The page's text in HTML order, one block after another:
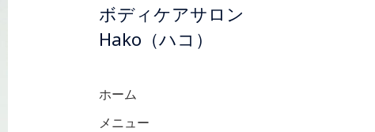
ボディケアサロン
Hako（ハコ）
ホーム
メニュー